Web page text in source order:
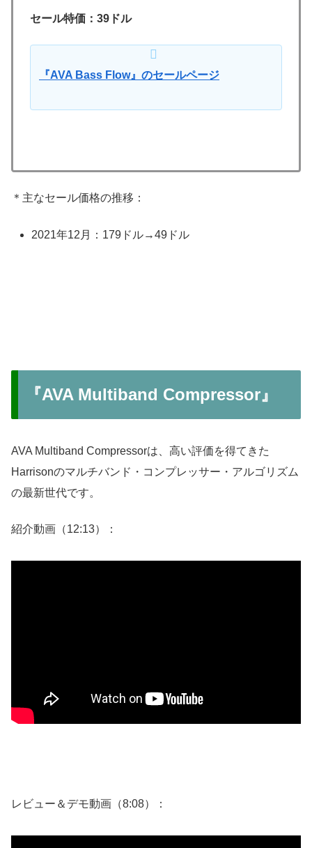
セール特価：39ドル
『AVA Bass Flow』のセールページ
＊主なセール価格の推移：
2021年12月：179ドル→49ドル
『AVA Multiband Compressor』
AVA Multiband Compressorは、高い評価を得てきた
Harrisonのマルチバンド・コンプレッサー・アルゴリズム
の最新世代です。
紹介動画（12:13）：
レビュー＆デモ動画（8:08）：